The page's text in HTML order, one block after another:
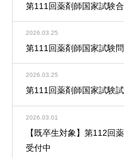
第111回薬剤師国家試験
2026.03.25
第111回薬剤師国家試験
2026.03.25
第111回薬剤師国家試験
2026.03.01
【既卒生対象】第112回
受付中